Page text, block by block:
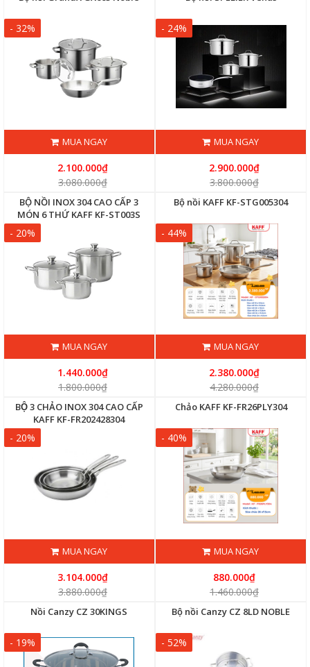
- 32%
MUA NGAY
2.100.000₫
3.080.000₫
- 24%
MUA NGAY
2.900.000₫
3.800.000₫
BỘ NỒI INOX 304 CAO CẤP 3
MÓN 6 THỨ KAFF KF-ST003S
- 20%
MUA NGAY
1.440.000₫
1.800.000₫
Bộ nồi KAFF KF-STG005304
- 44%
MUA NGAY
2.380.000₫
4.280.000₫
BỘ 3 CHẢO INOX 304 CAO CẤP
KAFF KF-FR202428304
- 20%
MUA NGAY
3.104.000₫
3.880.000₫
Chảo KAFF KF-FR26PLY304
- 40%
MUA NGAY
880.000₫
1.460.000₫
Nồi Canzy CZ 30KINGS
- 19%
Bộ nồi Canzy CZ 8LD NOBLE
- 52%